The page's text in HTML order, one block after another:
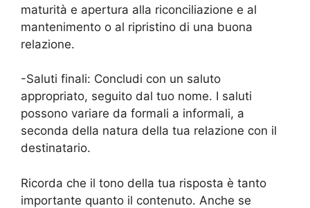
maturità e apertura alla riconciliazione e al
mantenimento o al ripristino di una buona
relazione.
-Saluti finali: Concludi con un saluto
appropriato, seguito dal tuo nome. I saluti
possono variare da formali a informali, a
seconda della natura della tua relazione con il
destinatario.
Ricorda che il tono della tua risposta è tanto
importante quanto il contenuto. Anche se